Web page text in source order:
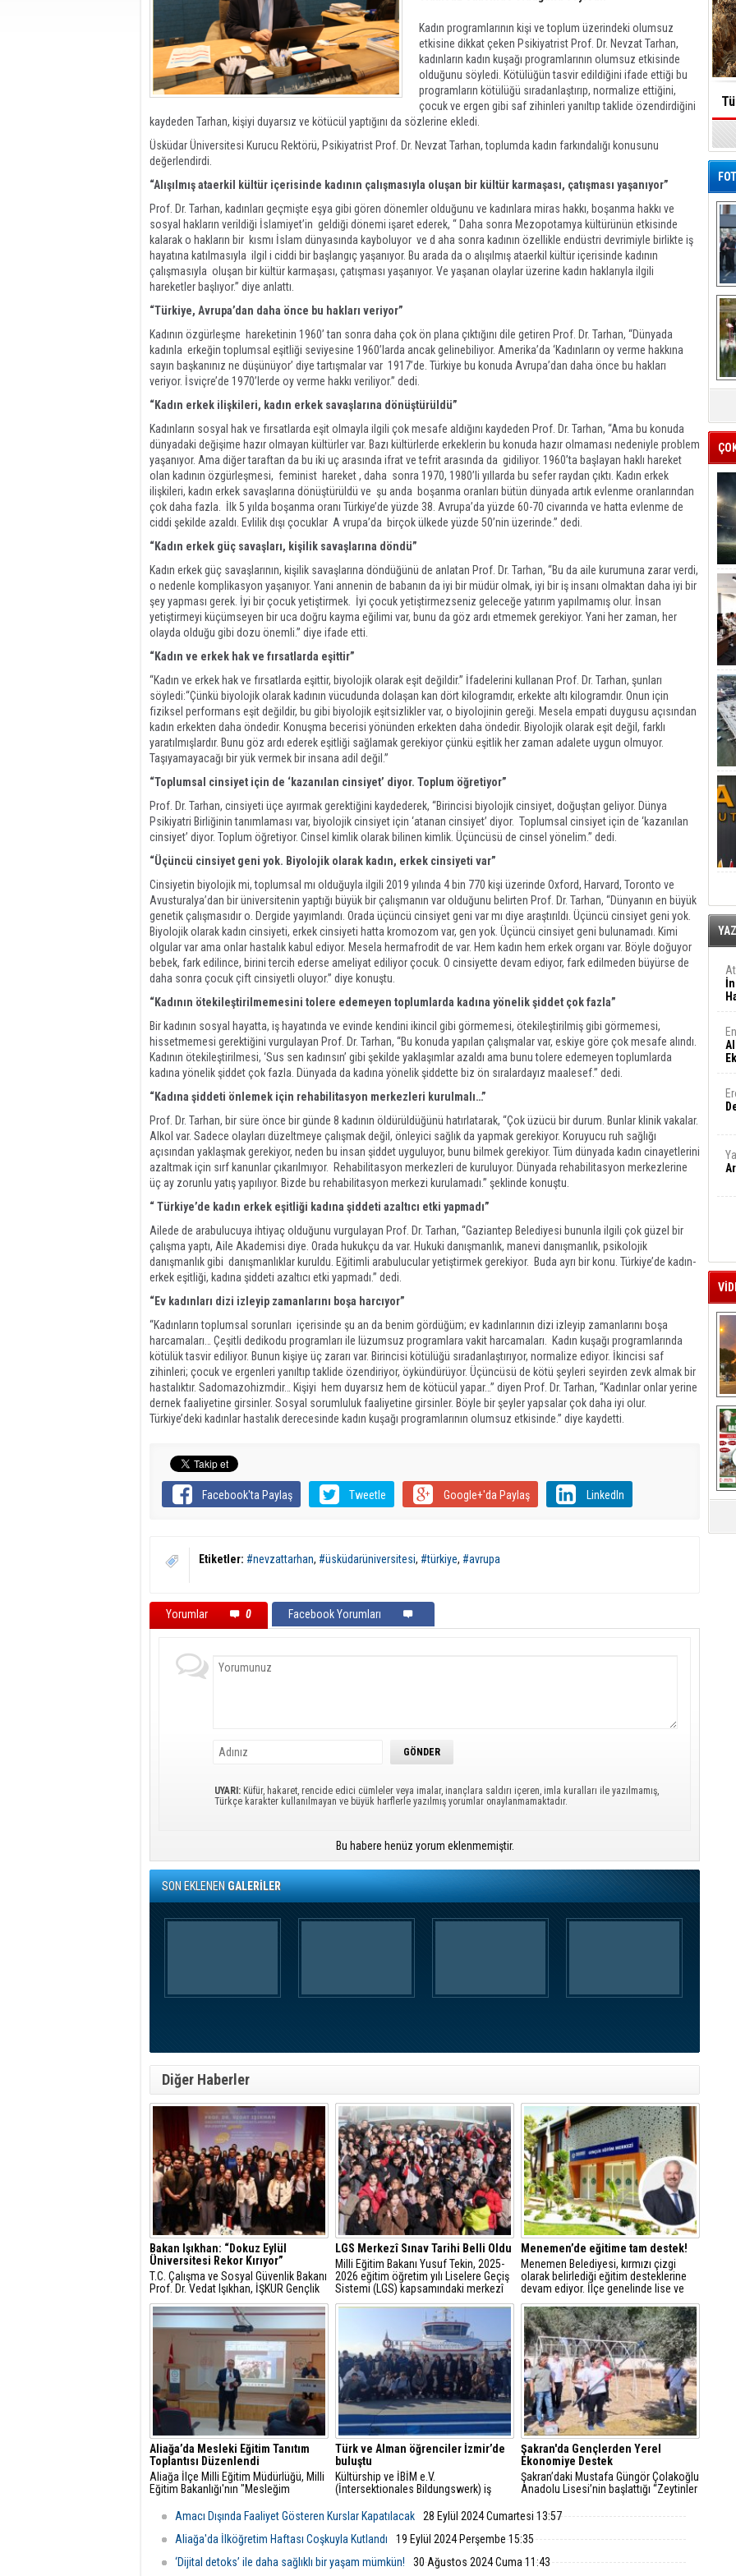
Kadın programlarının kişi ve toplum üzerindeki olumsuz
etkisine dikkat çeken Psikiyatrist Prof. Dr. Nevzat Tarhan,
kadınların kadın kuşağı programlarının olumsuz etkisinde
olduğunu söyledi. Kötülüğün tasvir edildiğini ifade ettiği bu
programların kötülüğü sıradanlaştırıp, normalize ettiğini,
çocuk ve ergen gibi saf zihinleri yanıltıp taklide özendirdiğini
kaydeden Tarhan, kişiyi duyarsız ve kötücül yaptığını da sözlerine ekledi.
Üsküdar Üniversitesi Kurucu Rektörü, Psikiyatrist Prof. Dr. Nevzat Tarhan, toplumda kadın farkındalığı konusunu
değerlendirdi.
“Alışılmış ataerkil kültür içerisinde kadının çalışmasıyla oluşan bir kültür karmaşası, çatışması yaşanıyor”
Prof. Dr. Tarhan, kadınları geçmişte eşya gibi gören dönemler olduğunu ve kadınlara miras hakkı, boşanma hakkı ve
sosyal hakların verildiği İslamiyet’in geldiği dönemi işaret ederek, “ Daha sonra Mezopotamya kültürünün etkisinde
kalarak o hakların bir kısmı İslam dünyasında kayboluyor ve d aha sonra kadının özellikle endüstri devrimiyle birlikte iş
hayatına katılmasıyla ilgil i ciddi bir başlangıç yaşanıyor. Bu arada da o alışılmış ataerkil kültür içerisinde kadının
çalışmasıyla oluşan bir kültür karmaşası, çatışması yaşanıyor. Ve yaşanan olaylar üzerine kadın haklarıyla ilgili
hareketler başlıyor.” diye anlattı.
“Türkiye, Avrupa’dan daha önce bu hakları veriyor”
Kadının özgürleşme hareketinin 1960’ tan sonra daha çok ön plana çıktığını dile getiren Prof. Dr. Tarhan, “Dünyada
kadınla erkeğin toplumsal eşitliği seviyesine 1960’larda ancak gelinebiliyor. Amerika’da ‘Kadınların oy verme hakkına
sayın başkanınız ne düşünüyor’ diye tartışmalar var 1917’de. Türkiye bu konuda Avrupa’dan daha önce bu hakları
veriyor. İsviçre’de 1970’lerde oy verme hakkı veriliyor.” dedi.
“Kadın erkek ilişkileri, kadın erkek savaşlarına dönüştürüldü”
Kadınların sosyal hak ve fırsatlarda eşit olmayla ilgili çok mesafe aldığını kaydeden Prof. Dr. Tarhan, “Ama bu konuda
dünyadaki değişime hazır olmayan kültürler var. Bazı kültürlerde erkeklerin bu konuda hazır olmaması nedeniyle problem
yaşanıyor. Ama diğer taraftan da bu iki uç arasında ifrat ve tefrit arasında da gidiliyor. 1960’ta başlayan haklı hareket
olan kadının özgürleşmesi, feminist hareket , daha sonra 1970, 1980’li yıllarda bu sefer raydan çıktı. Kadın erkek
ilişkileri, kadın erkek savaşlarına dönüştürüldü ve şu anda boşanma oranları bütün dünyada artık evlenme oranlarından
çok daha fazla. İlk 5 yılda boşanma oranı Türkiye’de yüzde 38. Avrupa’da yüzde 60-70 civarında ve hatta evlenme de
ciddi şekilde azaldı. Evlilik dışı çocuklar A vrupa’da birçok ülkede yüzde 50’nin üzerinde.” dedi.
“Kadın erkek güç savaşları, kişilik savaşlarına döndü”
Kadın erkek güç savaşlarının, kişilik savaşlarına döndüğünü de anlatan Prof. Dr. Tarhan, “Bu da aile kurumuna zarar verdi,
o nedenle komplikasyon yaşanıyor. Yani annenin de babanın da iyi bir müdür olmak, iyi bir iş insanı olmaktan daha iyi bir
şey yapması gerek. İyi bir çocuk yetiştirmek. İyi çocuk yetiştirmezseniz geleceğe yatırım yapılmamış olur. İnsan
yetiştirmeyi küçümseyen bir uca doğru kayma eğilimi var, bunu da göz ardı etmemek gerekiyor. Yani her zaman, her
olayda olduğu gibi dozu önemli.” diye ifade etti.
“Kadın ve erkek hak ve fırsatlarda eşittir”
“Kadın ve erkek hak ve fırsatlarda eşittir, biyolojik olarak eşit değildir.” İfadelerini kullanan Prof. Dr. Tarhan, şunları
söyledi:“Çünkü biyolojik olarak kadının vücudunda dolaşan kan dört kilogramdır, erkekte altı kilogramdır. Onun için
fiziksel performans eşit değildir, bu gibi biyolojik eşitsizlikler var, o biyolojinin gereği. Mesela empati duygusu açısından
kadın erkekten daha öndedir. Konuşma becerisi yönünden erkekten daha öndedir. Biyolojik olarak eşit değil, farklı
yaratılmışlardır. Bunu göz ardı ederek eşitliği sağlamak gerekiyor çünkü eşitlik her zaman adalete uygun olmuyor.
Taşıyamayacağı bir yük vermek bir insana adil değil.”
“Toplumsal cinsiyet için de ‘kazanılan cinsiyet’ diyor. Toplum öğretiyor”
Prof. Dr. Tarhan, cinsiyeti üçe ayırmak gerektiğini kaydederek, “Birincisi biyolojik cinsiyet, doğuştan geliyor. Dünya
Psikiyatri Birliğinin tanımlaması var, biyolojik cinsiyet için ‘atanan cinsiyet’ diyor. Toplumsal cinsiyet için de ‘kazanılan
cinsiyet’ diyor. Toplum öğretiyor. Cinsel kimlik olarak bilinen kimlik. Üçüncüsü de cinsel yönelim.” dedi.
“Üçüncü cinsiyet geni yok. Biyolojik olarak kadın, erkek cinsiyeti var”
Cinsiyetin biyolojik mi, toplumsal mı olduğuyla ilgili 2019 yılında 4 bin 770 kişi üzerinde Oxford, Harvard, Toronto ve
Avusturalya’dan bir üniversitenin yaptığı büyük bir çalışmanın var olduğunu belirten Prof. Dr. Tarhan, “Dünyanın en büyük
genetik çalışmasıdır o. Dergide yayımlandı. Orada üçüncü cinsiyet geni var mı diye araştırıldı. Üçüncü cinsiyet geni yok.
Biyolojik olarak kadın cinsiyeti, erkek cinsiyeti hatta kromozom var, gen yok. Üçüncü cinsiyet geni bulunamadı. Kimi
olgular var ama onlar hastalık kabul ediyor. Mesela hermafrodit de var. Hem kadın hem erkek organı var. Böyle doğuyor
bebek, fark edilince, birini tercih ederse ameliyat ediliyor çocuk. O cinsiyette devam ediyor, fark edilmeden büyürse de
daha sonra çocuk çift cinsiyetli oluyor.” diye konuştu.
“Kadının ötekileştirilmemesini tolere edemeyen toplumlarda kadına yönelik şiddet çok fazla”
Bir kadının sosyal hayatta, iş hayatında ve evinde kendini ikincil gibi görmemesi, ötekileştirilmiş gibi görmemesi,
hissetmemesi gerektiğini vurgulayan Prof. Dr. Tarhan, “Bu konuda yapılan çalışmalar var, eskiye göre çok mesafe alındı.
Kadının ötekileştirilmesi, ‘Sus sen kadınsın’ gibi şekilde yaklaşımlar azaldı ama bunu tolere edemeyen toplumlarda
kadına yönelik şiddet çok fazla. Dünyada da kadına yönelik şiddette biz ön sıralardayız maalesef.” dedi.
“Kadına şiddeti önlemek için rehabilitasyon merkezleri kurulmalı…”
Prof. Dr. Tarhan, bir süre önce bir günde 8 kadının öldürüldüğünü hatırlatarak, “Çok üzücü bir durum. Bunlar klinik vakalar.
Alkol var. Sadece olayları düzeltmeye çalışmak değil, önleyici sağlık da yapmak gerekiyor. Koruyucu ruh sağlığı
açısından yaklaşmak gerekiyor, neden bu insan şiddet uyguluyor, bunu bilmek gerekiyor. Tüm dünyada kadın cinayetlerini
azaltmak için sırf kanunlar çıkarılmıyor. Rehabilitasyon merkezleri de kuruluyor. Dünyada rehabilitasyon merkezlerine
üç ay zorunlu yatış yapılıyor. Bizde bu rehabilitasyon merkezi kurulamadı.” şeklinde konuştu.
“ Türkiye’de kadın erkek eşitliği kadına şiddeti azaltıcı etki yapmadı”
Ailede de arabulucuya ihtiyaç olduğunu vurgulayan Prof. Dr. Tarhan, “Gaziantep Belediyesi bununla ilgili çok güzel bir
çalışma yaptı, Aile Akademisi diye. Orada hukukçu da var. Hukuki danışmanlık, manevi danışmanlık, psikolojik
danışmanlık gibi danışmanlıklar kuruldu. Eğitimli arabulucular yetiştirmek gerekiyor. Buda ayrı bir konu. Türkiye’de kadın-
erkek eşitliği, kadına şiddeti azaltıcı etki yapmadı.” dedi.
“Ev kadınları dizi izleyip zamanlarını boşa harcıyor”
“Kadınların toplumsal sorunları içerisinde şu an da benim gördüğüm; ev kadınlarının dizi izleyip zamanlarını boşa
harcamaları… Çeşitli dedikodu programları ile lüzumsuz programlara vakit harcamaları. Kadın kuşağı programlarında
kötülük tasvir ediliyor. Bunun kişiye üç zararı var. Birincisi kötülüğü sıradanlaştırıyor, normalize ediyor. İkincisi saf
zihinleri; çocuk ve ergenleri yanıltıp taklide özendiriyor, öykündürüyor. Üçüncüsü de kötü şeyleri seyirden zevk almak bir
hastalıktır. Sadomazohizmdir… Kişiyi hem duyarsız hem de kötücül yapar…” diyen Prof. Dr. Tarhan, “Kadınlar onlar yerine
dernek faaliyetine girsinler. Sosyal sorumluluk faaliyetine girsinler. Böyle bir şeyler yapsalar çok daha iyi olur.
Türkiye’deki kadınlar hastalık derecesinde kadın kuşağı programlarının olumsuz etkisinde.” diye kaydetti.
Facebook'ta Paylaş Tweetle Google+'da Paylaş LinkedIn
Etiketler: #nevzattarhan, #üsküdarüniversitesi, #türkiye, #avrupa
Yorumlar 0 Facebook Yorumları
UYARI: Küfür, hakaret, rencide edici cümleler veya imalar, inançlara saldırı içeren, imla kuralları ile yazılmamış,
Türkçe karakter kullanılmayan ve büyük harflerle yazılmış yorumlar onaylanmamaktadır.
Bu habere henüz yorum eklenmemiştir.
SON EKLENENGALERİLER
Diğer Haberler
Bakan Işıkhan: “Dokuz Eylül
Üniversitesi Rekor Kırıyor”
T.C. Çalışma ve Sosyal Güvenlik Bakanı
Prof. Dr. Vedat Işıkhan, İŞKUR Gençlik
Programı kapsamında Dokuz Eylül
Üniversitesi öğrencileriyle buluşarak
genç istihdamına ilişkin
değerlendirmelerde bulundu ve
öğrencilerin sorularını yanıtladı.
LGS Merkezî Sınav Tarihi Belli Oldu
Milli Eğitim Bakanı Yusuf Tekin, 2025-
2026 eğitim öğretim yılı Liselere Geçiş
Sistemi (LGS) kapsamındaki merkezî
sınav tarihini açıkladı.
Menemen’de eğitime tam destek!
Menemen Belediyesi, kırmızı çizgi
olarak belirlediği eğitim desteklerine
devam ediyor. İlçe genelinde lise ve
üniversite sınavlarına girecek olan 8 ve
12. sınıflara tam 10 bin adet dijital
eğitim paketi dağıtıldı.
Aliağa’da Mesleki Eğitim Tanıtım
Toplantısı Düzenlendi
Aliağa İlçe Milli Eğitim Müdürlüğü, Milli
Eğitim Bakanlığı'nın "Mesleğim
ve teknik eğitimin tanıtımı için Aliağa
Mesleki ve Teknik Anadolu Lisesi’nde
bir toplantı gerçekleştirdi.
Türk ve Alman öğrenciler İzmir’de
buluştu
Kültürship ve İBİM e.V.
(İntersektionales Bildungswerk) iş
değişim programının ilk ayağı İzmir’de
gerçekleşti.
Şakran'da Gençlerden Yerel
Ekonomiye Destek
Şakran’daki Mustafa Güngör Çolakoğlu
Anadolu Lisesi’nin başlattığı “Zeytinler
zeytin üretimine katkı sağlıyor hem de
Amacı Dışında Faaliyet Gösteren Kurslar Kapatılacak
28 Eylül 2024 Cumartesi 13:57
Aliağa'da İlköğretim Haftası Coşkuyla Kutlandı
19 Eylül 2024 Perşembe 15:35
‘Dijital detoks’ ile daha sağlıklı bir yaşam mümkün!
30 Ağustos 2024 Cuma 11:43